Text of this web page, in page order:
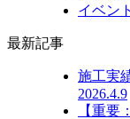
イベン
最新記事
施工実
2026.4.9
【重要